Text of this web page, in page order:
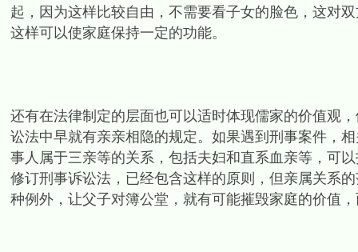
起，因为这样比较自由，不需要看子女的脸色，这对
这样可以使家庭保持一定的功能。
还有在法律制定的层面也可以适时体现儒家的价值观
讼法中早就有亲亲相隐的规定。如果遇到刑事案件，
事人属于三亲等的关系，包括夫妇和直系血亲等，可
修订刑事诉讼法，已经包含这样的原则，但亲属关系
种例外，让父子对簿公堂，就有可能摧毁家庭的价值